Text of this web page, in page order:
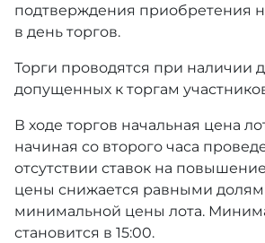
подтверждения приобретения
в день торгов.
Торги проводятся при наличии
допущенных к торгам
В ходе торгов начальная цена
начиная со второго часа
отсутствии ставок на
цены снижается равными
минимальной цены лота.
становится в 15:00.